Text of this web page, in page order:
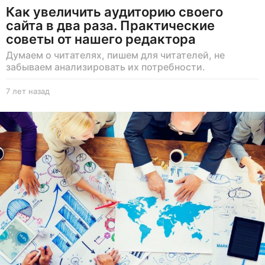
Как увеличить аудиторию своего
сайта в два раза. Практические
советы от нашего редактора
Думаем о читателях, пишем для читателей, не
забываем анализировать их потребности.
7 лет назад
е
т
а
з
а
д